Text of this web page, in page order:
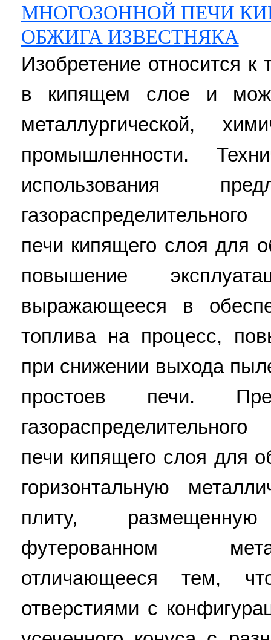
МНОГОЗОННОЙ ПЕЧИ
ОБЖИГА ИЗВЕСТНЯКА
Изобретение относится к
в кипящем слое и
металлургической,
промышленности.
использования
печи кипящего слоя для
повышение
выражающееся в
топлива на процесс,
при снижении выхода
простоев печи.
печи кипящего слоя для
горизонтальную
плиту,
футерованном
отличающееся тем,
отверстиями с